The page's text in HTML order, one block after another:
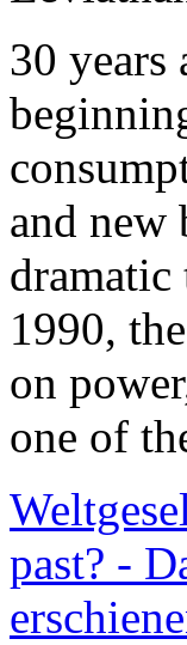
30 years
and new
1990,
on
one of
past? -